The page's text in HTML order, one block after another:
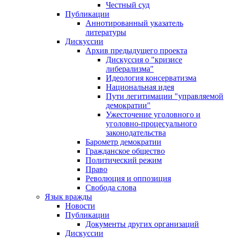
Честный суд
Публикации
Аннотированный указатель
литературы
Дискуссии
Архив предыдущего проекта
Дискуссия о "кризисе
либерализма"
Идеология консерватизма
Национальная идея
Пути легитимации "управляемой
демократии"
Ужесточение уголовного и
уголовно-процесуального
законодательства
Барометр демократии
Гражданское общество
Политический режим
Право
Революция и оппозиция
Свобода слова
Язык вражды
Новости
Публикации
Документы других организаций
Дискуссии